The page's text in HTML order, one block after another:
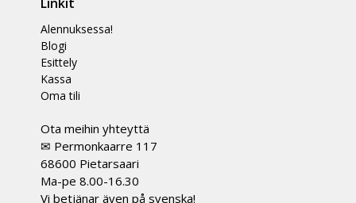
Alennuksessa!
Blogi
Esittely
Kassa
Oma tili
Ota meihin yhteyttä
✉ Permonkaarre 117
68600 Pietarsaari
Ma-pe 8.00-16.30
Vi betjänar även på svenska!